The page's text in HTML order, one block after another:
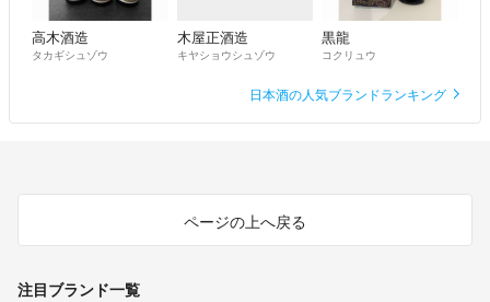
高木酒造
タカギシュゾウ
木屋正酒造
キヤショウシュゾウ
黒龍
コクリュウ
日本酒の人気ブランドランキング
ページの上へ戻る
注目ブランド一覧